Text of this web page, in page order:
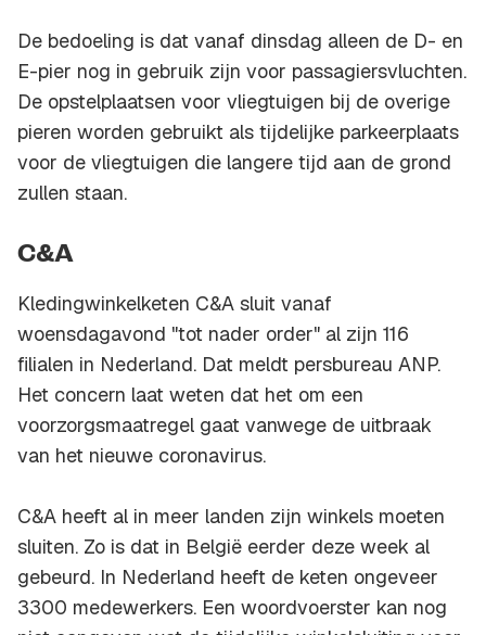
De bedoeling is dat vanaf dinsdag alleen de D- en
E-pier nog in gebruik zijn voor passagiersvluchten.
De opstelplaatsen voor vliegtuigen bij de overige
pieren worden gebruikt als tijdelijke parkeerplaats
voor de vliegtuigen die langere tijd aan de grond
zullen staan.
C&A
Kledingwinkelketen C&A sluit vanaf
woensdagavond "tot nader order" al zijn 116
filialen in Nederland. Dat meldt persbureau ANP.
Het concern laat weten dat het om een
voorzorgsmaatregel gaat vanwege de uitbraak
van het nieuwe coronavirus.
C&A heeft al in meer landen zijn winkels moeten
sluiten. Zo is dat in België eerder deze week al
gebeurd. In Nederland heeft de keten ongeveer
3300 medewerkers. Een woordvoerster kan nog